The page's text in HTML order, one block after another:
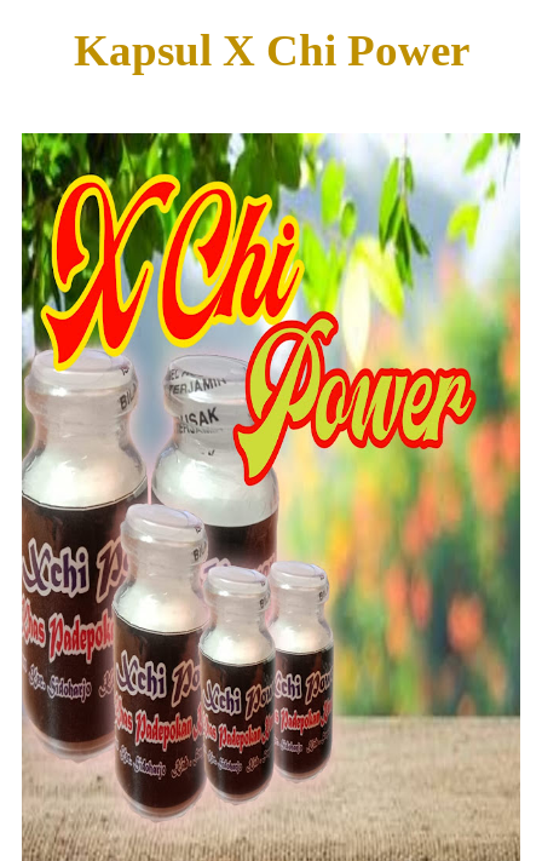
Kapsul X Chi Power